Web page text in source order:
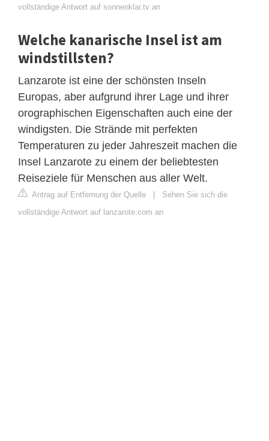
vollständige Antwort auf sonnenklar.tv an
Welche kanarische Insel ist am
windstillsten?
Lanzarote ist eine der schönsten Inseln
Europas, aber aufgrund ihrer Lage und ihrer
orographischen Eigenschaften auch eine der
windigsten. Die Strände mit perfekten
Temperaturen zu jeder Jahreszeit machen die
Insel Lanzarote zu einem der beliebtesten
Reiseziele für Menschen aus aller Welt.
Antrag auf Entfernung der Quelle | Sehen Sie sich die
vollständige Antwort auf lanzarote.com an